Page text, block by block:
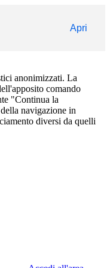
Apri
anonimizzati. La
comando
"Continua la
navigazione in
diversi da quelli